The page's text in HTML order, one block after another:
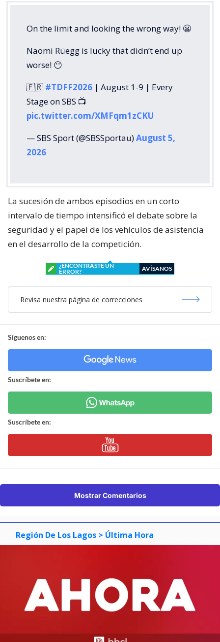
On the limit and looking the wrong way! 😬
Naomi Rüegg is lucky that didn’t end up
worse! 😶
🇫🇷 #TDFF2026 | August 1-9 | Every
Stage on SBS 📺
pic.twitter.com/XMFqm1zCKU
— SBS Sport (@SBSSportau)August 5,
2026
La sucesión de ambos episodios en un corto
intervalo de tiempo intensificó el debate sobre la
seguridad y el papel de los vehículos de asistencia
en el desarrollo de la competición.
¿ENCONTRASTE UN
ERROR?
AVÍSANOS
Revisa nuestra página de correcciones
Síguenos en:
Suscríbete en:
Suscríbete en:
Mostrar Comentarios
Región De Los Lagos > Última Hora